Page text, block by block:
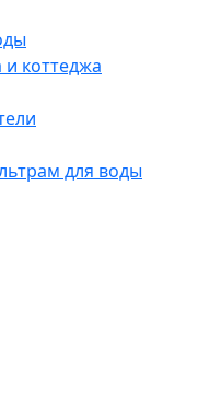
коттеджа
для воды